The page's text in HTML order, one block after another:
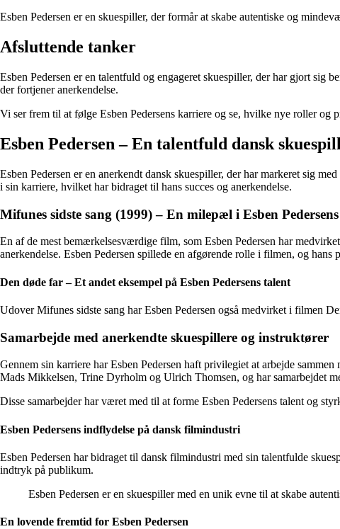
Esben Pedersen er en skuespiller, der formår at skabe autentiske og
Afsluttende tanker
Esben Pedersen er en talentfuld og engageret skuespiller, der har gjort
der fortjener anerkendelse.
Vi ser frem til at følge Esben Pedersens karriere og se, hvilke nye roller og
Esben Pedersen – En talentfuld dansk
Esben Pedersen er en anerkendt dansk skuespiller, der har markeret sig
i sin karriere, hvilket har bidraget til hans succes og anerkendelse.
Mifunes sidste sang (1999) – En milepæl i Esben
En af de mest bemærkelsesværdige film, som Esben Pedersen har
anerkendelse. Esben Pedersen spillede en afgørende rolle i filmen, og
Den døde far – Et andet eksempel på Esben Pedersens talent
Udover Mifunes sidste sang har Esben Pedersen også medvirket i filmen
Samarbejde med anerkendte skuespillere og instruktører
Gennem sin karriere har Esben Pedersen haft privilegiet at arbejde
Mads Mikkelsen, Trine Dyrholm og Ulrich Thomsen, og har samarbejdet
Disse samarbejder har været med til at forme Esben Pedersens talent og
Esben Pedersens indflydelse på dansk filmindustri
Esben Pedersen har bidraget til dansk filmindustri med sin talentfulde
indtryk på publikum.
Esben Pedersen er en skuespiller med en unik evne til at skabe
En lovende fremtid for Esben Pedersen